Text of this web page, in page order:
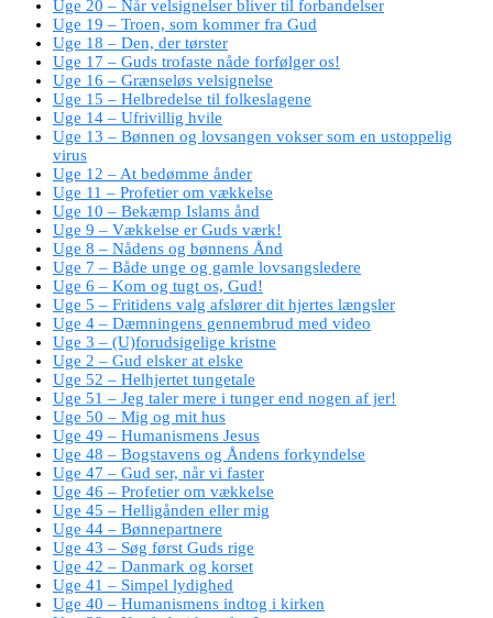
Uge 20 – Når velsignelser bliver til forbandelser
Uge 19 – Troen, som kommer fra Gud
Uge 18 – Den, der tørster
Uge 17 – Guds trofaste nåde forfølger os!
Uge 16 – Grænseløs velsignelse
Uge 15 – Helbredelse til folkeslagene
Uge 14 – Ufrivillig hvile
Uge 13 – Bønnen og lovsangen vokser som en ustoppelig
virus
Uge 12 – At bedømme ånder
Uge 11 – Profetier om vækkelse
Uge 10 – Bekæmp Islams ånd
Uge 9 – Vækkelse er Guds værk!
Uge 8 – Nådens og bønnens Ånd
Uge 7 – Både unge og gamle lovsangsledere
Uge 6 – Kom og tugt os, Gud!
Uge 5 – Fritidens valg afslører dit hjertes længsler
Uge 4 – Dæmningens gennembrud med video
Uge 3 – (U)forudsigelige kristne
Uge 2 – Gud elsker at elske
Uge 52 – Helhjertet tungetale
Uge 51 – Jeg taler mere i tunger end nogen af jer!
Uge 50 – Mig og mit hus
Uge 49 – Humanismens Jesus
Uge 48 – Bogstavens og Åndens forkyndelse
Uge 47 – Gud ser, når vi faster
Uge 46 – Profetier om vækkelse
Uge 45 – Helligånden eller mig
Uge 44 – Bønnepartnere
Uge 43 – Søg først Guds rige
Uge 42 – Danmark og korset
Uge 41 – Simpel lydighed
Uge 40 – Humanismens indtog i kirken